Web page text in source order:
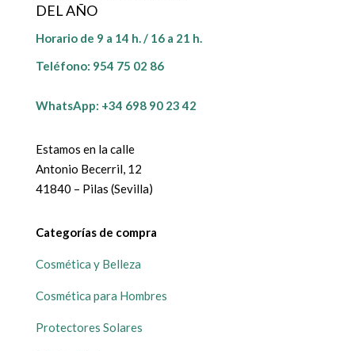
DEL AÑO
Horario de 9 a 14 h. / 16 a 21 h.
Teléfono: 954 75 02 86
WhatsApp: +34 698 90 23 42
Estamos en la calle
Antonio Becerril, 12
41840 – Pilas (Sevilla)
Categorías de compra
Cosmética y Belleza
Cosmética para Hombres
Protectores Solares